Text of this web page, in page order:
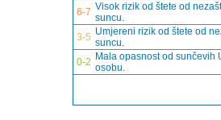
6-7 Visok rizik od štete od
suncu.
3-5 Umjereni rizik od štete od
suncu.
0-2 Mala opasnost od sunčevih
osobu.